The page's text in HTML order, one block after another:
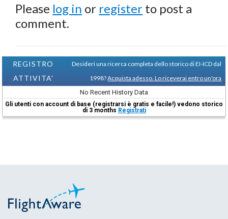
Please log in or register to post a
comment.
REGISTRO
ATTIVITA'
Desideri una ricerca completa dello storico di EI-ICD dal
1998?Acquista adesso. Lo riceverai entro un'ora
No Recent History Data
Gli utenti con account di base (registrarsi è gratis e facile!) vedono storico
di 3 months Registrati